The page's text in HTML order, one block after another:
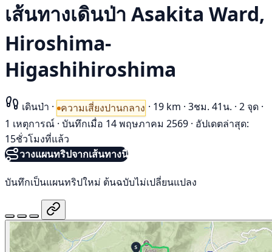
เส้นทางเดินป่า Asakita Ward,
Hiroshima-
Higashihiroshima
เดินป่า · ความเสี่ยงปานกลาง · 19 km · 3ชม. 41น. · 2 จุด ·
1 เหตุการณ์ · บันทึกเมื่อ 14 พฤษภาคม 2569 · อัปเดตล่าสุด:
15ชั่วโมงที่แล้ว
วางแผนทริปจากเส้นทางนี้
บันทึกเป็นแผนทริปใหม่ ต้นฉบับไม่เปลี่ยนแปลง